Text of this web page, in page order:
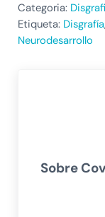
Categoria:
Etiqueta: Disgrafía,
Neurodesarrollo
Sobre